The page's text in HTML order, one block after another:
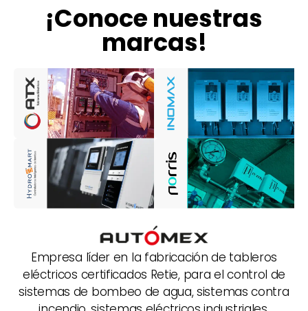
¡Conoce nuestras
marcas!
Empresa líder en la fabricación de tableros
eléctricos certificados Retie, para el control de
sistemas de bombeo de agua, sistemas contra